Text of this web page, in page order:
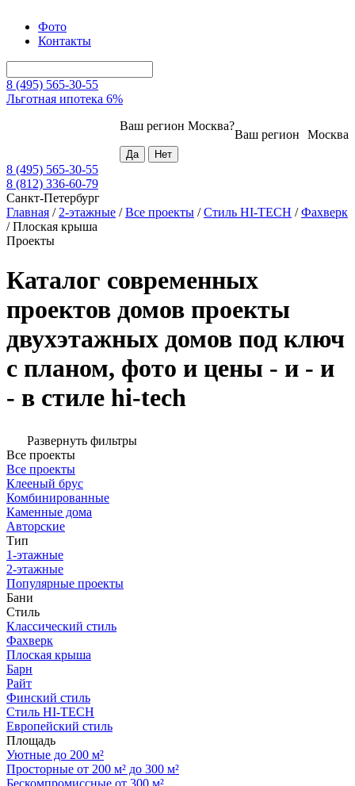
Фото
Контакты
8 (495) 565-30-55
Льготная ипотека 6%
Москва
Ваш регион
Ваш регион Москва?
8 (495) 565-30-55
8 (812) 336-60-79
Санкт-Петербург
Главная / 2-этажные /Все проекты /Стиль HI-TECH /Фахверк
/Плоская крыша
Проекты
Каталог современных
проектов домов проекты
двухэтажных домов под ключ
с планом, фото и цены - и - и
- в стиле hi-tech
Развернуть фильтры
Все проекты
Все проекты
Клееный брус
Комбинированные
Каменные дома
Авторские
Тип
1-этажные
2-этажные
Популярные проекты
Бани
Стиль
Классический стиль
Фахверк
Плоская крыша
Барн
Райт
Финский стиль
Стиль HI-TECH
Европейский стиль
Площадь
Уютные до 200 м²
Просторные от 200 м² до 300 м²